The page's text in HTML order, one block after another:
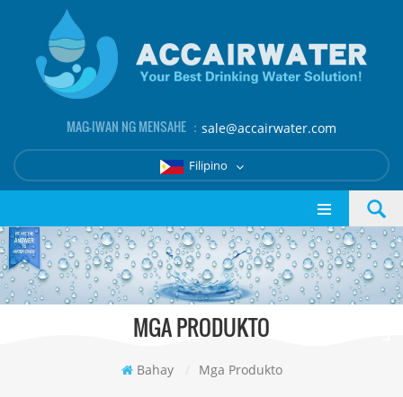
MAG-IWAN NG MENSAHE ： sale@accairwater.com
Filipino
MGA PRODUKTO
Bahay / Mga Produkto